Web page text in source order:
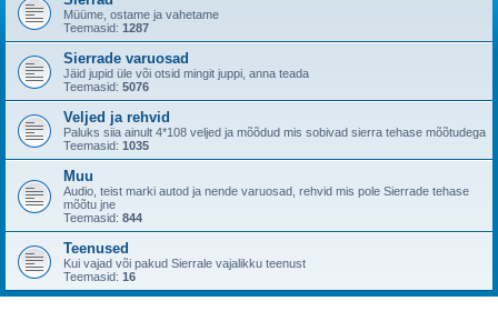
Müüme, ostame ja vahetame
Teemasid: 1287
Sierrade varuosad
Jäid jupid üle või otsid mingit juppi, anna teada
Teemasid: 5076
Veljed ja rehvid
Paluks siia ainult 4*108 veljed ja mõõdud mis sobivad sierra tehase mõõtudega
Teemasid: 1035
Muu
Audio, teist marki autod ja nende varuosad, rehvid mis pole Sierrade tehase
mõõtu jne
Teemasid: 844
Teenused
Kui vajad või pakud Sierrale vajalikku teenust
Teemasid: 16